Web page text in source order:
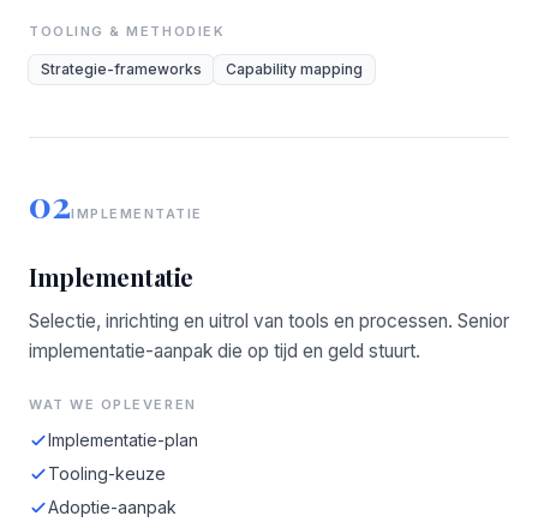
TOOLING & METHODIEK
Strategie-frameworks Capability mapping
02IMPLEMENTATIE
Implementatie
Selectie, inrichting en uitrol van tools en processen. Senior
implementatie-aanpak die op tijd en geld stuurt.
WAT WE OPLEVEREN
Implementatie-plan
Tooling-keuze
Adoptie-aanpak